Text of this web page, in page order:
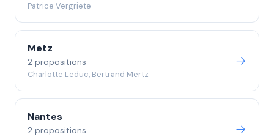
Patrice Vergriete
Metz
2 propositions
Charlotte Leduc, Bertrand Mertz
Nantes
2 propositions